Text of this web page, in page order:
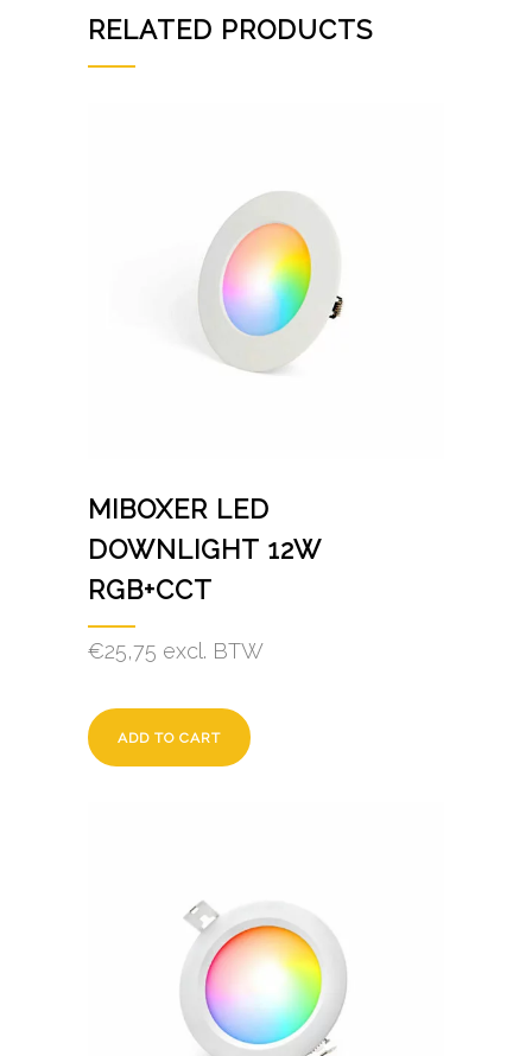
RELATED PRODUCTS
MIBOXER LED
DOWNLIGHT 12W
RGB+CCT
€25,75 excl. BTW
ADD TO CART